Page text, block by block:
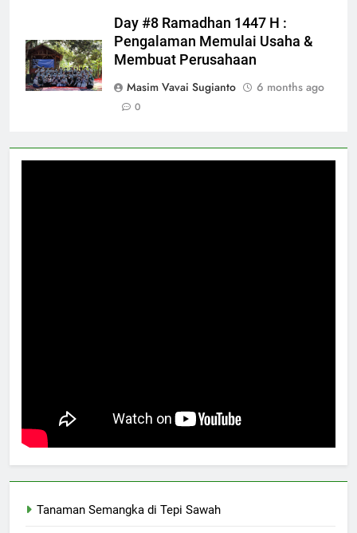
Day #8 Ramadhan 1447 H :
Pengalaman Memulai Usaha &
Membuat Perusahaan
Masim Vavai Sugianto
6 months ago
0
Tanaman Semangka di Tepi Sawah